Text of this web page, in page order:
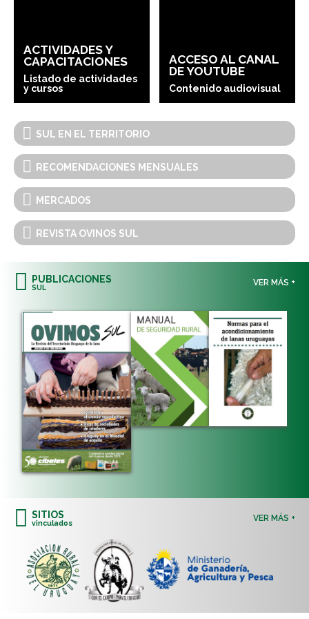
ACTIVIDADES Y
CAPACITACIONES
Listado de actividades
y cursos
ACCESO AL CANAL
DE YOUTUBE
Contenido audiovisual
SUL EN EL TERRITORIO
RECOMENDACIONES MENSUALES
MERCADOS
REVISTA OVINOS SUL
PUBLICACIONES
SUL VER MÁS +
SITIOS
vinculados VER MÁS +